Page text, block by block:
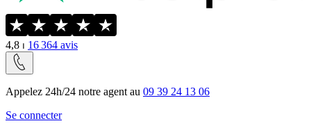
4,8 ⏐ 16 364 avis
Appelez 24h/24 notre agent au 09 39 24 13 06
Se connecter